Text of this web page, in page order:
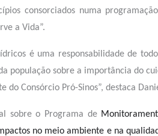
consorciados numa
a Vida”.
é uma responsabilidade de
população sobre a importância do
do Consórcio Pró-Sinos”, destaca
sobre o Programa de
no meio ambiente e na